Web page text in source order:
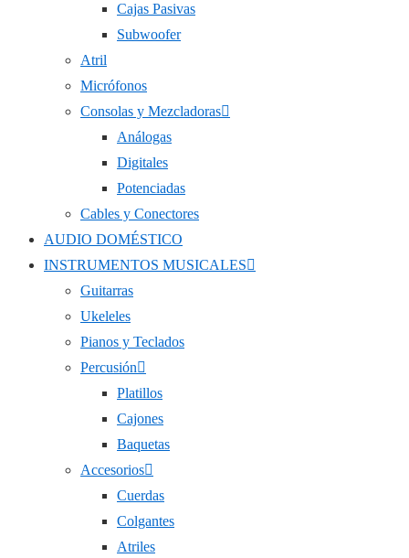
Cajas Pasivas
Subwoofer
Atril
Micrófonos
Consolas y Mezcladoras
Análogas
Digitales
Potenciadas
Cables y Conectores
AUDIO DOMÉSTICO
INSTRUMENTOS MUSICALES
Guitarras
Ukeleles
Pianos y Teclados
Percusión
Platillos
Cajones
Baquetas
Accesorios
Cuerdas
Colgantes
Atriles